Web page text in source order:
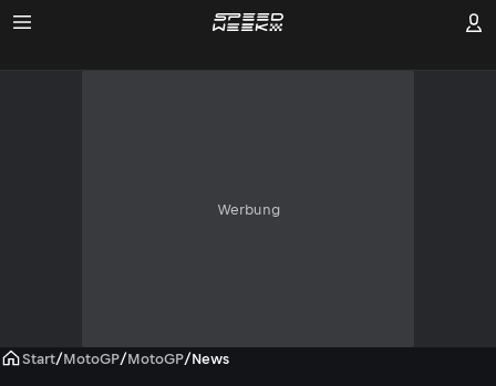
Werbung
Start/MotoGP/MotoGP/News